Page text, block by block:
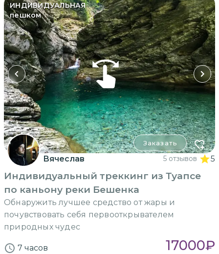
ИНДИВИДУАЛЬНАЯ
пешком
Заказать
Вячеслав 5 отзывов 5
Индивидуальный треккинг из Туапсе
по каньону реки Бешенка
Обнаружить лучшее средство от жары и
почувствовать себя первооткрывателем
природных чудес
7 часов 17000₽